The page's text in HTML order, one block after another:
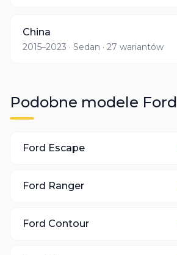
China
2015–2023 · Sedan · 27 wariantów
Podobne modele Ford
Ford Escape
Ford Ranger
Ford Contour